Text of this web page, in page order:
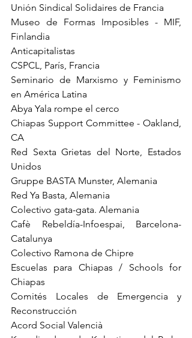
Unión Sindical Solidaires de Francia
Museo de Formas Imposibles - MIF,
Finlandia
Anticapitalistas
CSPCL, París, Francia
Seminario de Marxismo y Feminismo
en América Latina
Abya Yala rompe el cerco
Chiapas Support Committee - Oakland,
CA
Red Sexta Grietas del Norte, Estados
Unidos
Gruppe BASTA Munster, Alemania
Red Ya Basta, Alemania
Colectivo gata-gata. Alemania
Cafè Rebeldía-Infoespai, Barcelona-
Catalunya
Colectivo Ramona de Chipre
Escuelas para Chiapas / Schools for
Chiapas
Comités Locales de Emergencia y
Reconstrucción
Acord Social Valencià